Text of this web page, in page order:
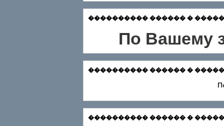
���������� ������ � �������
По Вашему
���������� ������ � �������
���������� ������ �